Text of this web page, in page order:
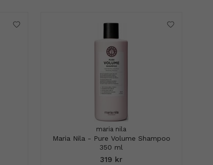
maria nila
Maria Nila - Pure Volume Shampoo
350 ml
319 kr